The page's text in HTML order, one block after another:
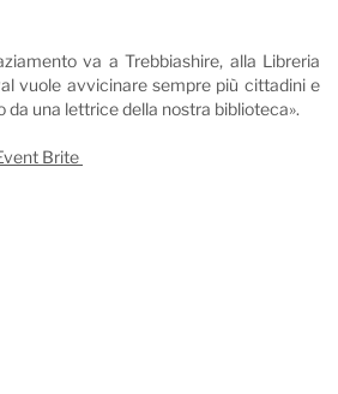
va a Trebbiashire, alla Libreria
vuole avvicinare sempre più cittadini e
una lettrice della nostra biblioteca».
Brite